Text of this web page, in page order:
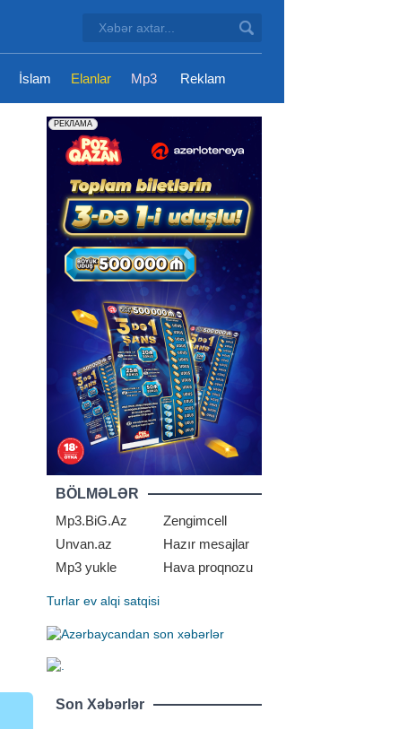
İslam Elanlar Mp3 Reklam
BÖLMƏLƏR
Mp3.BiG.Az
Zengimcell
Unvan.az
Hazır mesajlar
Mp3 yukle
Hava proqnozu
Turlar ev alqi satqisi
Son Xəbərlər